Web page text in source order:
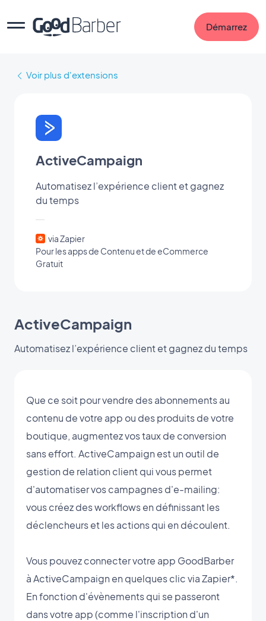
Démarrez
Voir plus d'extensions
ActiveCampaign
Automatisez l’expérience client et gagnez
du temps
via Zapier
Pour les apps de Contenu et de eCommerce
Gratuit
ActiveCampaign
Automatisez l’expérience client et gagnez du temps
Que ce soit pour vendre des abonnements au
contenu de votre app ou des produits de votre
boutique, augmentez vos taux de conversion
sans effort. ActiveCampaign est un outil de
gestion de relation client qui vous permet
d'automatiser vos campagnes d'e-mailing:
vous créez des workflows en définissant les
déclencheurs et les actions qui en découlent.
Vous pouvez connecter votre app GoodBarber
à ActiveCampaign en quelques clic via Zapier*.
En fonction d'évènements qui se passeront
dans votre app (comme l'inscription d'un